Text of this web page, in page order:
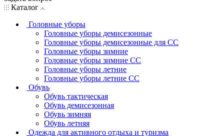
Каталог
Головные уборы
Головные уборы демисезонные
Головные уборы демисезонные для СС
Головные уборы зимние
Головные уборы зимние СС
Головные уборы летние
Головные уборы летние СС
Обувь
Обувь тактическая
Обувь демисезонная
Обувь зимняя
Обувь летняя
Одежда для активного отдыха и туризма